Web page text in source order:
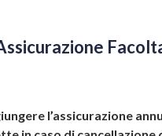
l’assicurazione